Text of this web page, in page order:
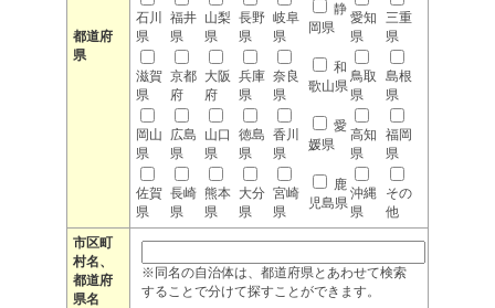
都道府
県
石川
県
福井
県
山梨
県
長野
県
岐阜
県
静
岡県
愛知
県
三重
県
滋賀
県
京都
府
大阪
府
兵庫
県
奈良
県
和
歌山県
鳥取
県
島根
県
岡山
県
広島
県
山口
県
徳島
県
香川
県
愛
媛県
高知
県
福岡
県
佐賀
県
長崎
県
熊本
県
大分
県
宮崎
県
鹿
児島県
沖縄
県
その
他
市区町
村名、
都道府
県名
※同名の自治体は、都道府県とあわせて検索
することで分けて探すことができます。